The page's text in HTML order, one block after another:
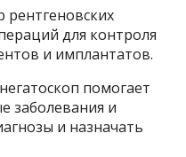
рентгеновских
для контроля
и имплантатов.
помогает
заболевания и
и назначать